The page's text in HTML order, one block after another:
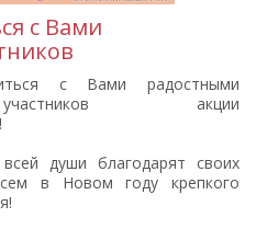
с Вами
с Вами радостными
акции
души благодарят своих
в Новом году крепкого